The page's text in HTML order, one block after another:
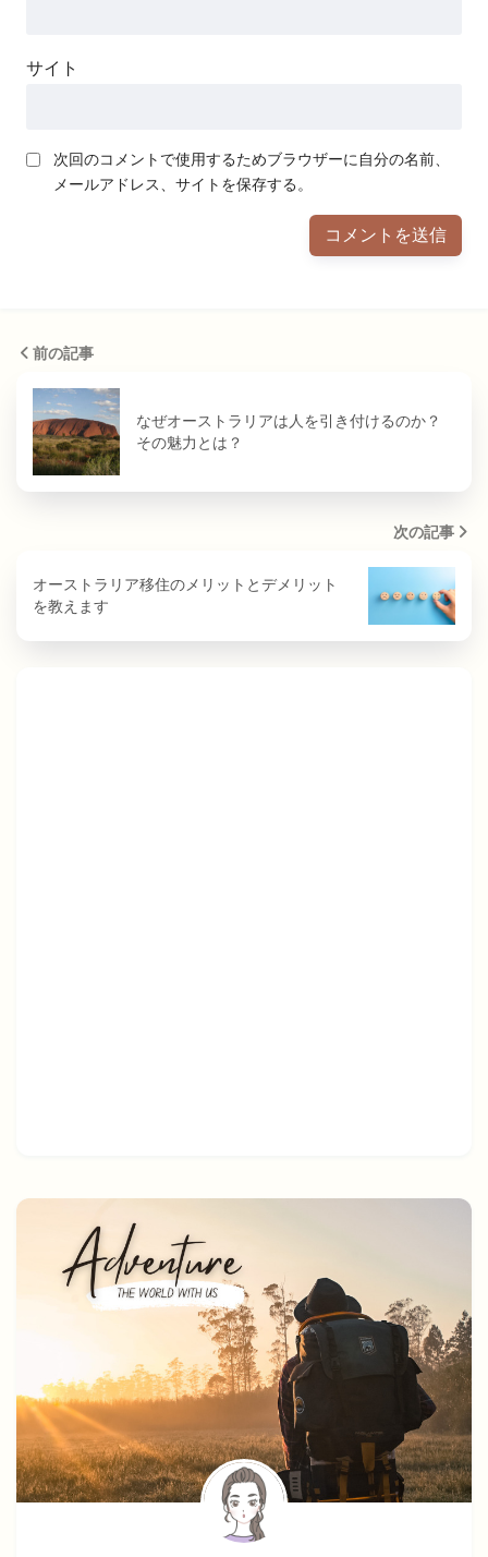
サイト
次回のコメントで使用するためブラウザーに自分の名前、
メールアドレス、サイトを保存する。
前の記事
なぜオーストラリアは人を引き付けるのか？
その魅力とは？
次の記事
オーストラリア移住のメリットとデメリット
を教えます